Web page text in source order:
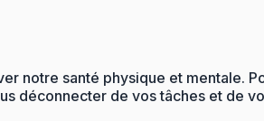
notre santé physique et mentale.
déconnecter de vos tâches et de